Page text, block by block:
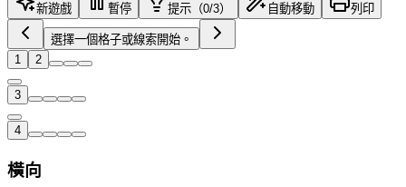
新遊戲 暫停 提示（0/3） 自動移動 列印
選擇一個格子或線索開始。
1
2
3
4
橫向